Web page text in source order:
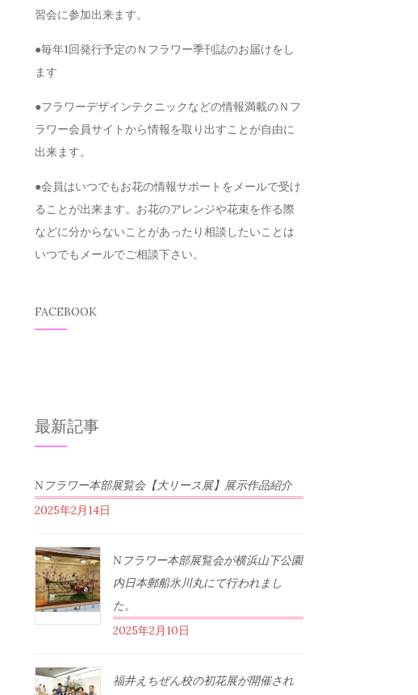
習会に参加出来ます。
●毎年1回発行予定のＮフラワー季刊誌のお届けをし
ます
●フラワーデザインテクニックなどの情報満載のＮフ
ラワー会員サイトから情報を取り出すことが自由に
出来ます。
●会員はいつでもお花の情報サポートをメールで受け
ることが出来ます。お花のアレンジや花束を作る際
などに分からないことがあったり相談したいことは
いつでもメールでご相談下さい。
FACEBOOK
最新記事
Nフラワー本部展覧会【大リース展】展示作品紹介
2025年2月14日
Nフラワー本部展覧会が横浜山下公園
内日本郵船氷川丸にて行われまし
た。
2025年2月10日
福井えちぜん校の初花展が開催され